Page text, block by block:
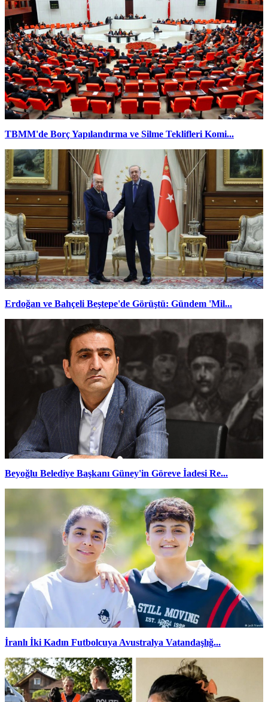
TBMM'de Borç Yapılandırma ve Silme Teklifleri Komi...
Erdoğan ve Bahçeli Beştepe'de Görüştü: Gündem 'Mil...
Beyoğlu Belediye Başkanı Güney'in Göreve İadesi Re...
İranlı İki Kadın Futbolcuya Avustralya Vatandaşlığ...